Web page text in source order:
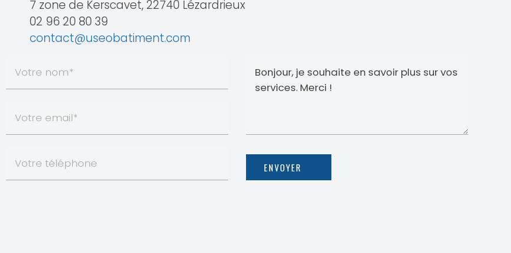
7 zone de Kerscavet, 22740 Lézardrieux
02 96 20 80 39
contact@useobatiment.com
ENVOYER